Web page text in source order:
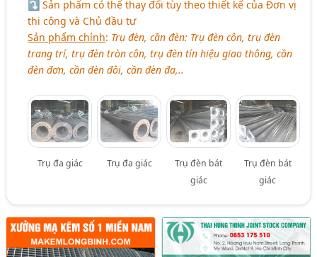
⤵ Sản phẩm có thể thay đổi tùy theo thiết kế của Đơn vị
thi công và Chủ đầu tư
Sản phẩm chính: Trụ đèn, cần đèn: Trụ đèn côn, trụ đèn
trang trí, trụ đèn tròn côn, trụ đèn tín hiệu giao thông, cần
đèn đơn, cần đèn đôi, cần đèn đa,..
Trụ đa giác Trụ đa giác
Trụ đèn bát
giác
Trụ đèn bát
giác